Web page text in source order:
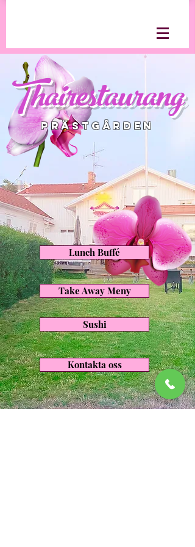
Thairestaurang
Prästgården
Lunch Buffé
Take Away Meny
Sushi
Kontakta oss